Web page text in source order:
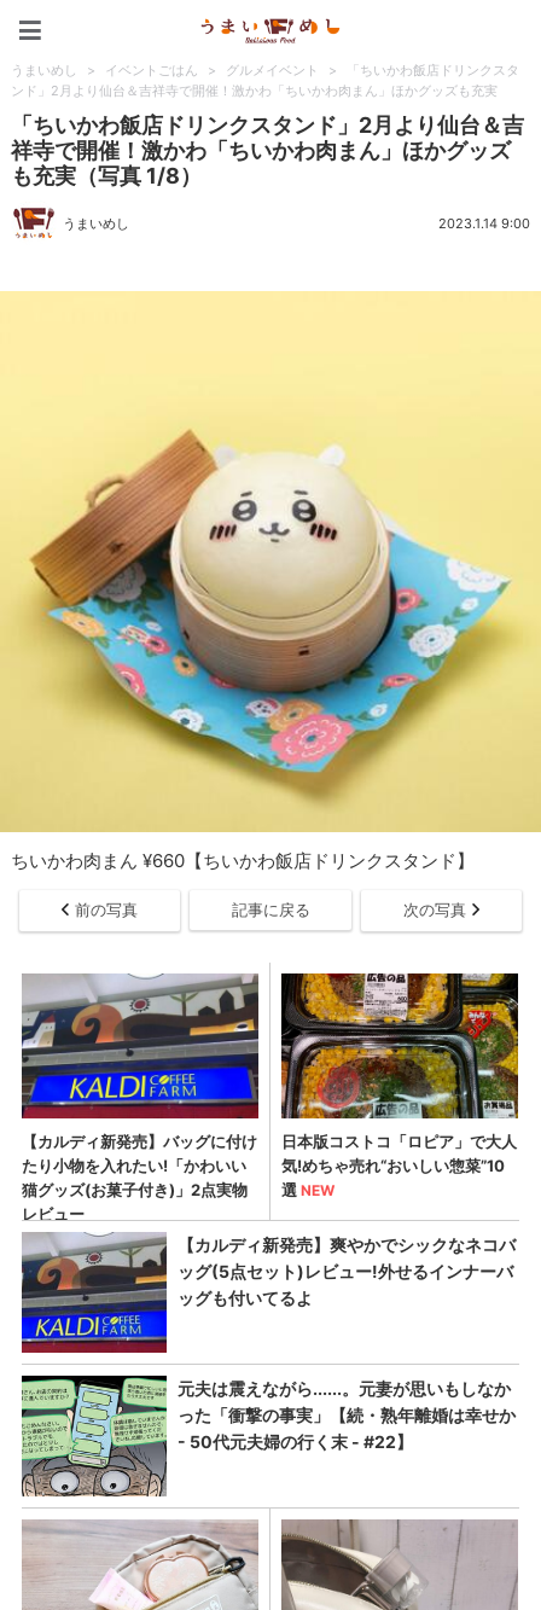
うまいめし > イベントごはん > グルメイベント >
「ちいかわ飯店ドリンクスタ
ンド」2月より仙台＆吉祥寺で開催！激かわ「ちいかわ肉まん」ほかグッズも充実
「ちいかわ飯店ドリンクスタンド」2月より仙台＆吉
祥寺で開催！激かわ「ちいかわ肉まん」ほかグッズ
も充実（写真 1/8）
うまいめし 2023.1.14 9:00
ちいかわ肉まん ¥660【ちいかわ飯店ドリンクスタンド】
前の写真 記事に戻る 次の写真